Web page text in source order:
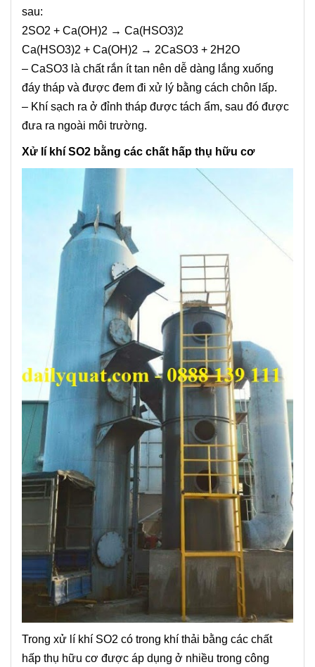
sau:
2SO2 + Ca(OH)2 → Ca(HSO3)2
Ca(HSO3)2 + Ca(OH)2 → 2CaSO3 + 2H2O
– CaSO3 là chất rắn ít tan nên dễ dàng lắng xuống
đáy tháp và được đem đi xử lý bằng cách chôn lấp.
– Khí sạch ra ở đỉnh tháp được tách ẩm, sau đó được
đưa ra ngoài môi trường.
Xử lí khí SO2 bằng các chất hấp thụ hữu cơ
Trong xử lí khí SO2 có trong khí thải bằng các chất
hấp thụ hữu cơ được áp dụng ở nhiều trong công